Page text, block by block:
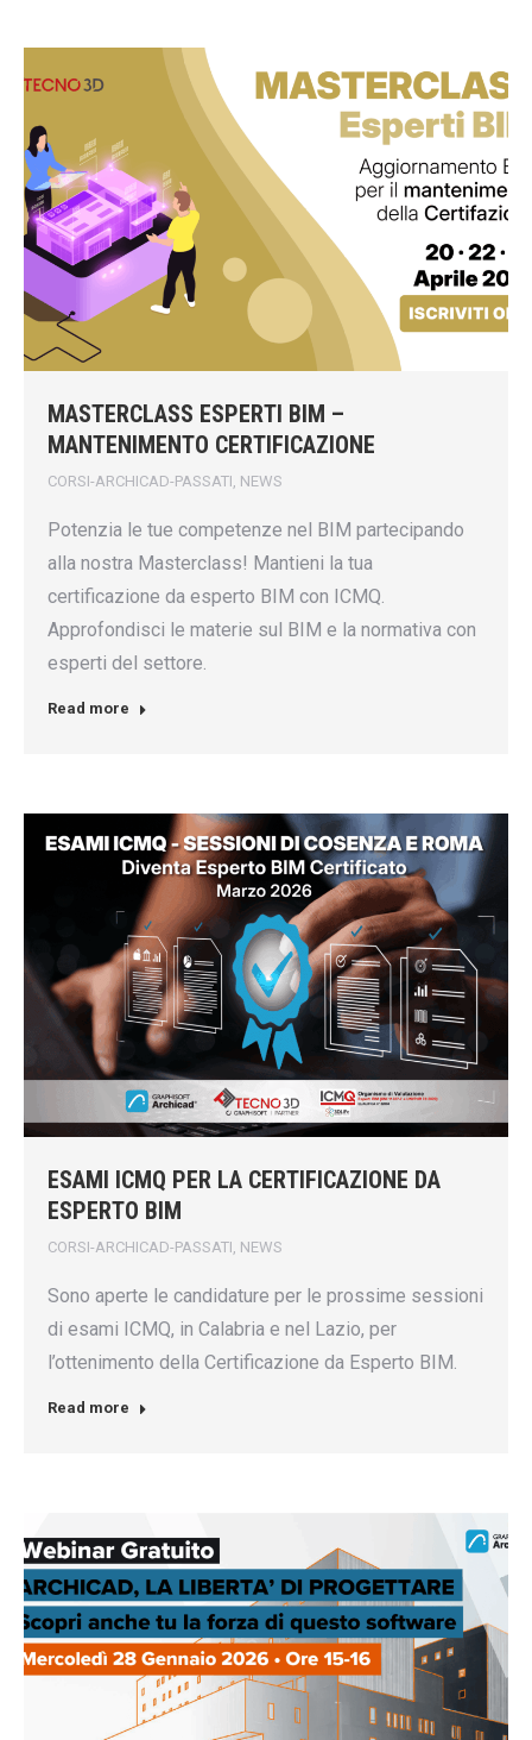
MASTERCLASS ESPERTI BIM –
MANTENIMENTO CERTIFICAZIONE
CORSI-ARCHICAD-PASSATI NEWS
Potenzia le tue competenze nel BIM partecipando
alla nostra Masterclass! Mantieni la tua
certificazione da esperto BIM con ICMQ.
Approfondisci le materie sul BIM e la normativa con
esperti del settore.
Read more
ESAMI ICMQ PER LA CERTIFICAZIONE DA
ESPERTO BIM
CORSI-ARCHICAD-PASSATI NEWS
Sono aperte le candidature per le prossime sessioni
di esami ICMQ, in Calabria e nel Lazio, per
l’ottenimento della Certificazione da Esperto BIM.
Read more